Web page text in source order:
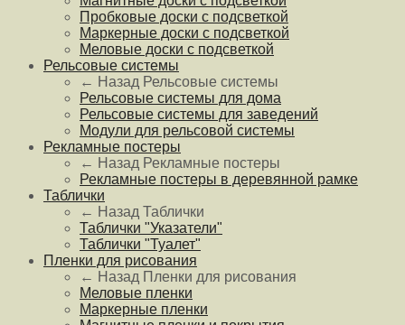
Пробковые доски с подсветкой
Маркерные доски с подсветкой
Меловые доски с подсветкой
Рельсовые системы
← Назад Рельсовые системы
Рельсовые системы для дома
Рельсовые системы для заведений
Модули для рельсовой системы
Рекламные постеры
← Назад Рекламные постеры
Рекламные постеры в деревянной рамке
Таблички
← Назад Таблички
Таблички "Указатели"
Таблички "Туалет"
Пленки для рисования
← Назад Пленки для рисования
Меловые пленки
Маркерные пленки